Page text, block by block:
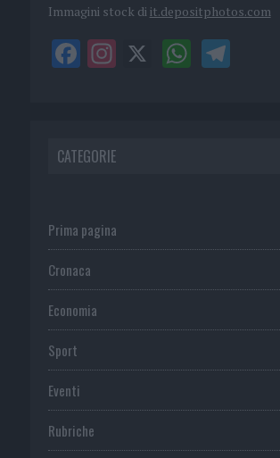
Immagini stock di it.depositphotos.com
CATEGORIE
Prima pagina
Cronaca
Economia
Sport
Eventi
Rubriche